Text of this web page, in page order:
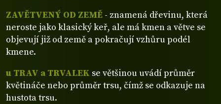
ZAVĚTVENÝ OD ZEMĚ - znamená dřevinu, která
neroste jako klasický keř, ale má kmen a větve se
objevují již od země a pokračují vzhůru podél
kmene.
u TRAV a TRVALEK se většinou uvádí průměr
květináče nebo průměr trsu, čímž se odkazuje na
hustota trsu.